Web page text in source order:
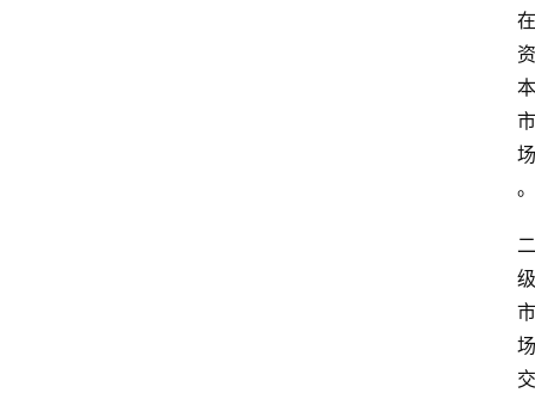
在
资
本
市
场
。
二
级
市
场
交